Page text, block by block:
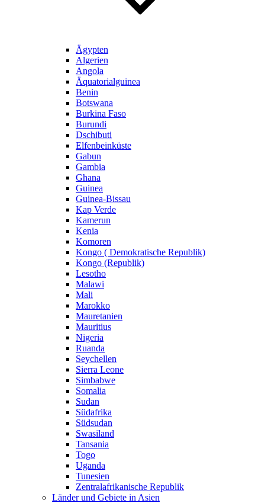
Ägypten
Algerien
Angola
Äquatorialguinea
Benin
Botswana
Burkina Faso
Burundi
Dschibuti
Elfenbeinküste
Gabun
Gambia
Ghana
Guinea
Guinea-Bissau
Kap Verde
Kamerun
Kenia
Komoren
Kongo ( Demokratische Republik)
Kongo (Republik)
Lesotho
Malawi
Mali
Marokko
Mauretanien
Mauritius
Nigeria
Ruanda
Seychellen
Sierra Leone
Simbabwe
Somalia
Sudan
Südafrika
Südsudan
Swasiland
Tansania
Togo
Uganda
Tunesien
Zentralafrikanische Republik
Länder und Gebiete in Asien